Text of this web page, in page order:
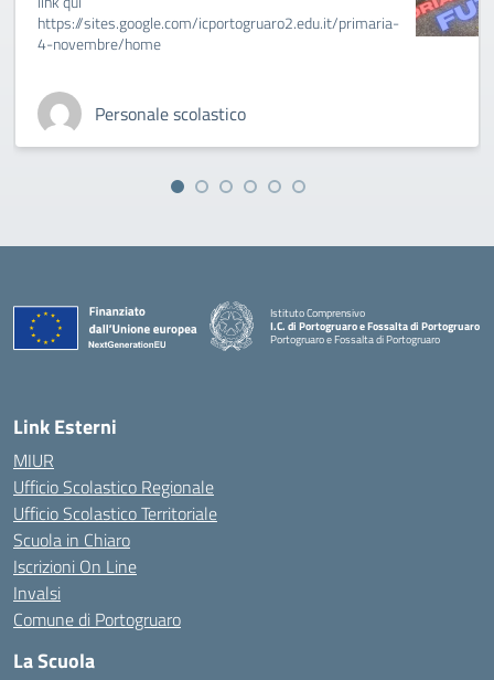
https://sites.google.com/icportogruaro2.edu.it/primaria-
4-novembre/home
Personale scolastico
Istituto Comprensivo
I.C. di Portogruaro e Fossalta di Portogruaro
Portogruaro e Fossalta di Portogruaro
— Visita la pagina iniziale della scuola
Link Esterni
MIUR
Ufficio Scolastico Regionale
Ufficio Scolastico Territoriale
Scuola in Chiaro
Iscrizioni On Line
Invalsi
Comune di Portogruaro
La Scuola